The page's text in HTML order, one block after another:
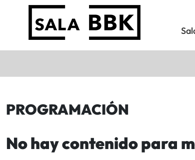
PROGRAMACIÓN
No hay contenido para